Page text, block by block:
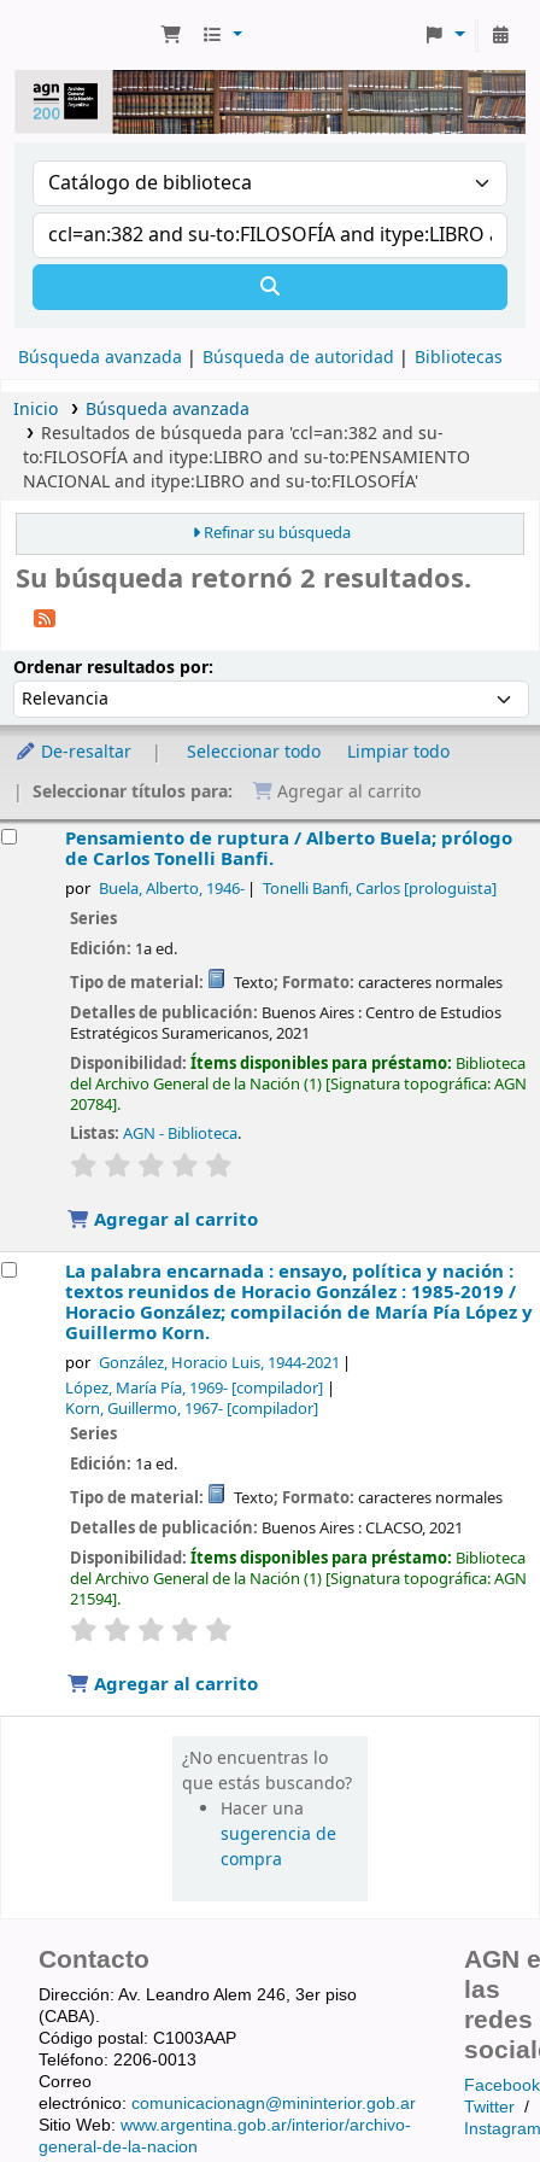
Búsqueda avanzada Búsqueda de autoridad Bibliotecas
Inicio
Búsqueda avanzada
Resultados de búsqueda para 'ccl=an:382 and su-
to:FILOSOFÍA and itype:LIBRO and su-to:PENSAMIENTO
NACIONAL and itype:LIBRO and su-to:FILOSOFÍA'
Refinar su búsqueda
Su búsqueda retornó 2 resultados.
Ordenar resultados por:
De-resaltar Seleccionar todo
Limpiar todo
Seleccionar títulos para:
Agregar al carrito
Pensamiento de ruptura /Alberto Buela; prólogo
de Carlos Tonelli Banfi.
por Buela, Alberto, 1946- Tonelli Banfi, Carlos[prologuista]
Series
Edición: 1a ed.
Tipo de material:
Texto; Formato: caracteres normales
Detalles de publicación: Buenos Aires :Centro de Estudios
Estratégicos Suramericanos,2021
Disponibilidad:Ítems disponibles para préstamo: Biblioteca
del Archivo General de la Nación (1) Signatura topográfica:AGN
20784 .
Listas: AGN - Biblioteca.
valoración
Agregar al carrito
La palabra encarnada : ensayo, política y nación :
textos reunidos de Horacio González : 1985-2019 /
Horacio González; compilación de María Pía López y
Guillermo Korn.
por González, Horacio Luis, 1944-2021
López, María Pía, 1969- [compilador]
Korn, Guillermo, 1967- [compilador]
Series
Edición: 1a ed.
Tipo de material:
Texto; Formato: caracteres normales
Detalles de publicación: Buenos Aires :CLACSO,2021
Disponibilidad:Ítems disponibles para préstamo: Biblioteca
del Archivo General de la Nación (1) Signatura topográfica:AGN
21594 .
valoración
Agregar al carrito
¿No encuentras lo
que estás buscando?
Hacer una
sugerencia de
compra
Contacto
Dirección: Av. Leandro Alem 246, 3er piso
(CABA).
Código postal: C1003AAP
Teléfono: 2206-0013
Correo
electrónico: comunicacionagn@mininterior.gob.ar
Sitio Web: www.argentina.gob.ar/interior/archivo-
general-de-la-nacion
AGN
las
redes
Facebook
Twitter /
Instagram